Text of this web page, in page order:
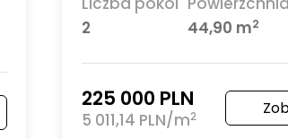
2
44,90 m2
225 000 PLN
5 011,14 PLN/m2